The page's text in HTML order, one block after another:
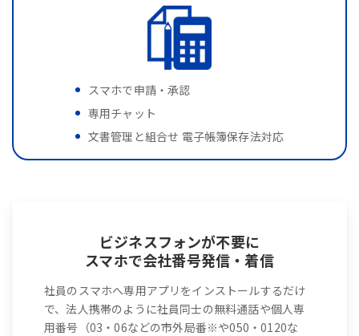
スマホで申請・承認
専用チャット
文書管理と組合せ 電子帳簿保存法対応
ビジネスフォンが不要に
スマホで会社番号発信・着信
社員のスマホへ専用アプリをインストールするだけ
で、法人携帯のように社員同士の無料通話や個人専
用番号（03・06などの市外局番※や050・0120な